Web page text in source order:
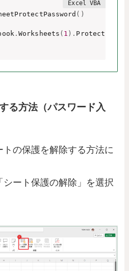
( )
. Worksheets ( 1 ) . Protect
る方法（パスワード入
の保護を解除する方法に
シート保護の解除」を選択